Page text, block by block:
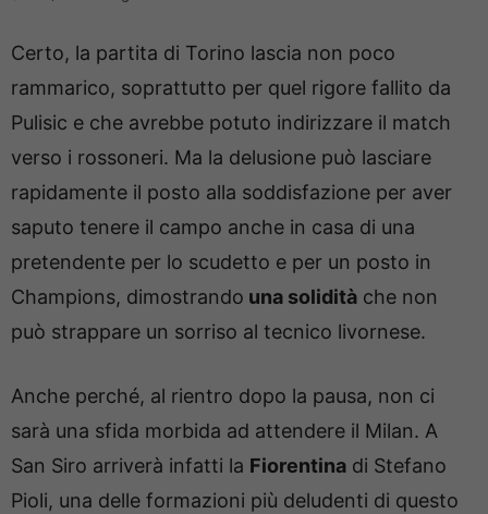
Certo, la partita di Torino lascia non poco
rammarico, soprattutto per quel rigore fallito da
Pulisic e che avrebbe potuto indirizzare il match
verso i rossoneri. Ma la delusione può lasciare
rapidamente il posto alla soddisfazione per aver
saputo tenere il campo anche in casa di una
pretendente per lo scudetto e per un posto in
Champions, dimostrando una solidità che non
può strappare un sorriso al tecnico livornese.
Anche perché, al rientro dopo la pausa, non ci
sarà una sfida morbida ad attendere il Milan. A
San Siro arriverà infatti la Fiorentina di Stefano
Pioli, una delle formazioni più deludenti di questo